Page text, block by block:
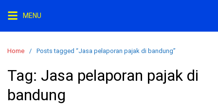
i
MENU
Home Posts tagged “Jasa pelaporan pajak di bandung”
Tag: Jasa pelaporan pajak di
bandung